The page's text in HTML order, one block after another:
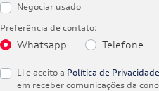
Negociar usado
Preferência de contato:
Whatsapp Telefone
Li e aceito a Política de Privacidade
em receber comunicações da